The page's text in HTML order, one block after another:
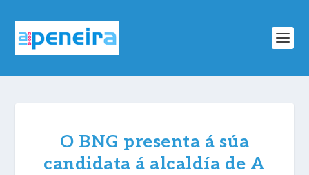
O BNG presenta á súa
candidata á alcaldía de A